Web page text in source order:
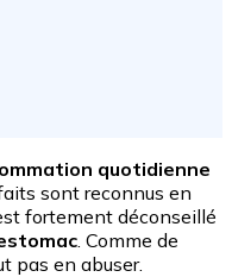
quotidienne
sont reconnus en
fortement déconseillé
. Comme de
pas en abuser.